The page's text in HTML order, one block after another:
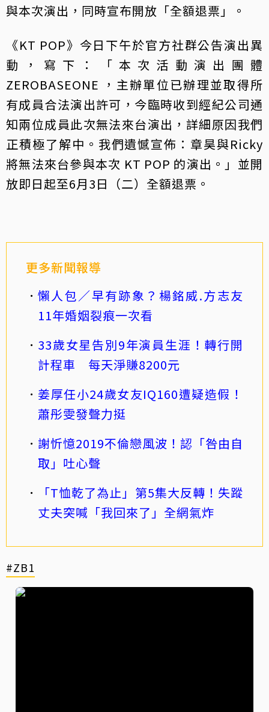
與本次演出，同時宣布開放「全額退票」。
《KT POP》今日下午於官方社群公告演出異
動，寫下：「本次活動演出團體
ZEROBASEONE ，主辦單位已辦理並取得所
有成員合法演出許可，今臨時收到經紀公司通
知兩位成員此次無法來台演出，詳細原因我們
正積極了解中。我們遺憾宣佈：章昊與Ricky
將無法來台參與本次 KT POP 的演出。」並開
放即日起至6月3日（二）全額退票。
更多新聞報導
懶人包／早有跡象？楊銘威.方志友
11年婚姻裂痕一次看
33歲女星告別9年演員生涯！轉行開
計程車 每天淨賺8200元
姜厚任小24歲女友IQ160遭疑造假！
蕭彤雯發聲力挺
謝忻憶2019不倫戀風波！認「咎由自
取」吐心聲
「T恤乾了為止」第5集大反轉！失蹤
丈夫突喊「我回來了」全網氣炸
#ZB1